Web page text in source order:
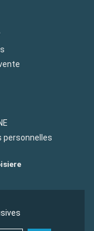
personnelles